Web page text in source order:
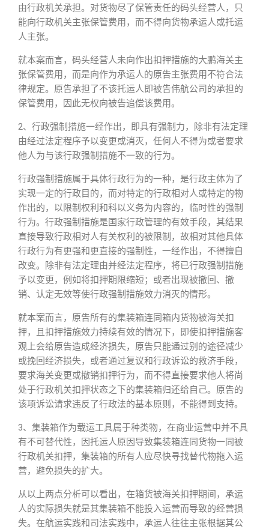
由行政机关承担。对货物尽了保管责任的码头经营人，只
能向行政机关主张保管费用，而不得向货物承运人或托运
人主张。
就本案而言，码头经营人未向作出扣押措施的大鹏海关主
张保管费用，而是向作为承运人的原告主张费用不符合法
律规定。原告承担了不该托运人即被告伟航公司的承担的
保管费用，因此无权向被告追偿该费用。
2、行政强制措施一经作出，即具有强制力，除非有法定理
由经过法定程序予以变更或消灭，任何人不得为或者要求
他人为与该行政强制措施不一致的行为。
行政强制措施属于具体行政行为的一种，是行政主体为了
实现一定的行政目的，而对特定的行政相对人或特定的物
作出的，以限制权利和科以义务为内容的，临时性的强制
行为。行政强制措施是国家行政管理的有效手段，其结果
直接导致行政相对人有关权利的被限制，故相对其他具体
行政行为有更强和更直接的强制性，一经作出，不得擅自
改变。除非有法定理由并经法定程序，将已行政强制措施
予以变更，例如将扣押期限缩短；或者出现被撤回、撤
销、认定无效等使行政强制措施效力消灭的情形。
就本案而言，原告所有的集装箱连同箱内货物被海关扣
押，且扣押措施效力持续有效的情况下，即使扣押措施客
观上会给原告造成经济损失，原告只能通过别的途径减少
或挽回经济损失，或者通过复议和行政诉讼的救济手段，
要求海关变更或撤销扣押行为，而不得直接要求他人将尚
处于行政机关扣押状态之下的集装箱归还给自己。原告的
该项诉讼请求违反了行政法的基本原则，不能得到支持。
3、集装箱作为载运工具属于种类物，在商业运营中并不具
有不可替代性，因托运人原因导致集装箱连同货物一同被
行政机关扣押，集装箱的所有人应尽快寻找替代物拖入运
营，避免损失的扩大。
从以上两点分析可以看出，在箱货被海关扣押期间，承运
人的实际损失就是其集装箱不能投入运营而导致的经营损
失。在航运实践和司法实践中，承运人往往主张根据其公